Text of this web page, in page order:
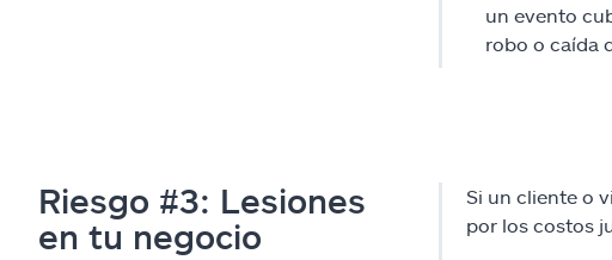
un evento
robo o caída
Riesgo #3: Lesiones
en tu negocio
Si un cliente o
por los costos